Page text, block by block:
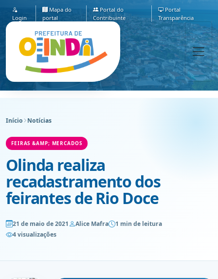
Login
Mapa do
portal
Portal do
Contribuinte
Portal
Transparência
Início Notícias
FEIRAS &AMP; MERCADOS
Olinda realiza
recadastramento dos
feirantes de Rio Doce
21 de maio de 2021 Alice Mafra
1 min de leitura
4 visualizações